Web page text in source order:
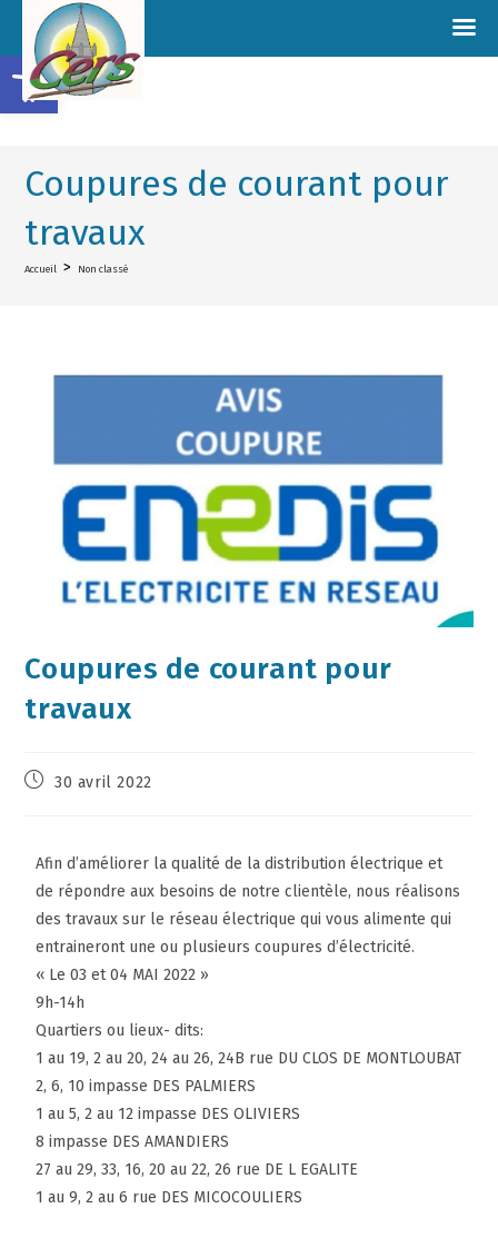
Coupures de courant pour
travaux
Accueil > Non classé
Coupures de courant pour
travaux
30 avril 2022
Afin d’améliorer la qualité de la distribution électrique et
de répondre aux besoins de notre clientèle, nous réalisons
des travaux sur le réseau électrique qui vous alimente qui
entraineront une ou plusieurs coupures d’électricité.
« Le 03 et 04 MAI 2022 »
9h-14h
Quartiers ou lieux- dits:
1 au 19, 2 au 20, 24 au 26, 24B rue DU CLOS DE MONTLOUBAT
2, 6, 10 impasse DES PALMIERS
1 au 5, 2 au 12 impasse DES OLIVIERS
8 impasse DES AMANDIERS
27 au 29, 33, 16, 20 au 22, 26 rue DE L EGALITE
1 au 9, 2 au 6 rue DES MICOCOULIERS
Ouvrir la barre d’outils